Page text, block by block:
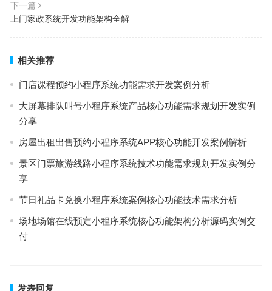
下一篇
上门家政系统开发功能架构全解
相关推荐
门店课程预约小程序系统功能需求开发案例分析
大屏幕排队叫号小程序系统产品核心功能需求规划开发实例
分享
房屋出租出售预约小程序系统APP核心功能开发案例解析
景区门票旅游线路小程序系统技术功能需求规划开发实例分
享
节日礼品卡兑换小程序系统案例核心功能技术需求分析
场地场馆在线预定小程序系统核心功能架构分析源码实例交
付
发表回复